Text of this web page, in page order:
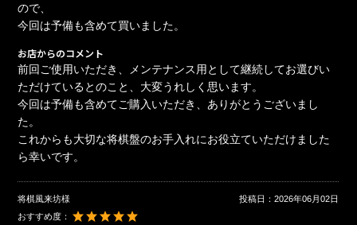
ので、
今回は予備も含めて買いました。
お店からのコメント
前回ご使用いただき、メンテナンス用として継続してお選びい
ただけているとのこと、大変うれしく思います。
今回は予備も含めてご購入いただき、ありがとうございまし
た。
これからも大切な将棋盤のお手入れにお役立ていただけました
ら幸いです。
将棋風来坊様 投稿日：2026年06月02日
おすすめ度：